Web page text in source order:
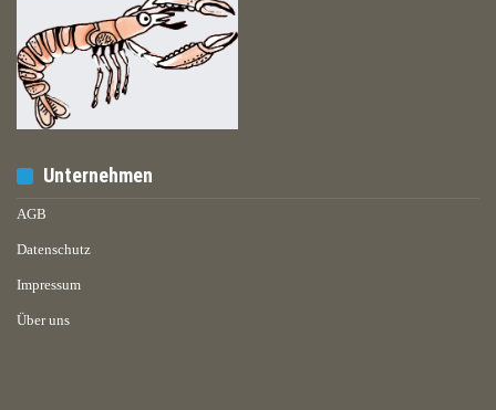
Unternehmen
AGB
Datenschutz
Impressum
Über uns